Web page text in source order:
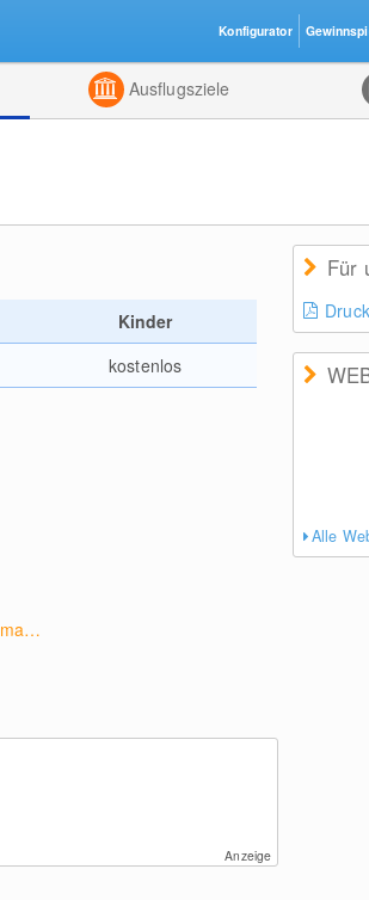
Kombiniert
Ausflugsziele
Kinder
kostenlos
www.visitmolveno.it/de/was-man-am-see-machen-kann
Anzeige
Für
Alle
Konfigurator